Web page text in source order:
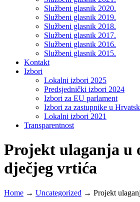
Službeni glasnik 2020.
Službeni glasnik 2019.
Službeni glasnik 2018.
Službeni glasnik 2017.
Službeni glasnik 2016.
Službeni glasnik 2015.
Kontakt
Izbori
Lokalni izbori 2025
Predsjednički izbori 2024
Izbori za EU parlament
Izbori za zastupnike u
Lokalni izbori 2021
Transparentnost
Projekt ulaganja u
dječjeg vrtića
Home → Uncategorized → Projekt